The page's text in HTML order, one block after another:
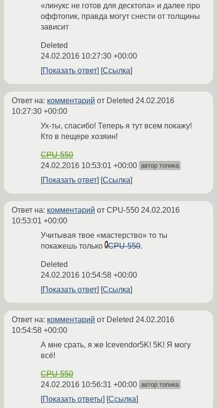
«линукс не готов для десктопа» и далее про
оффтопик, правда могут снести от толщины
зависит
Deleted
24.02.2016 10:27:30 +00:00
Показать ответ
Ссылка
Ответ на: комментарий от Deleted 24.02.2016
10:27:30 +00:00
Ух-ты, спасибо! Теперь я тут всем покажу!
Кто в пещере хозяин!
CPU-550
24.02.2016 10:53:01 +00:00 автор топика
Показать ответ Ссылка
Ответ на: комментарий от CPU-550 24.02.2016
10:53:01 +00:00
Учитывая твое «мастерство» то ты
покажешь только
CPU-550.
Deleted
24.02.2016 10:54:58 +00:00
Показать ответ
Ссылка
Ответ на: комментарий от Deleted 24.02.2016
10:54:58 +00:00
А мне срать, я же Icevendor5K! 5K! Я могу
всё!
CPU-550
24.02.2016 10:56:31 +00:00 автор топика
Показать ответы Ссылка